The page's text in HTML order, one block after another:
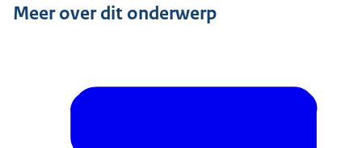
Meer over dit onderwerp